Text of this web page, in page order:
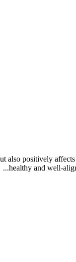
also positively
healthy and well-